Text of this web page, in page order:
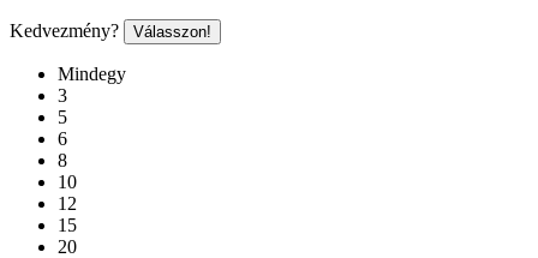
Kedvezmény? Válasszon!
Mindegy
3
5
6
8
10
12
15
20